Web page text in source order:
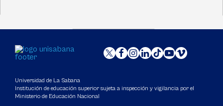
Universidad de La Sabana
Institución de educación superior sujeta a inspección y vigilancia por el
Ministerio de Educación Nacional